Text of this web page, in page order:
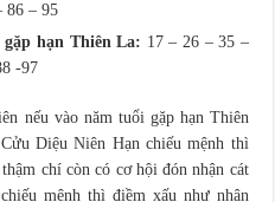
86 – 95
hạn Thiên La: 17 – 26 – 35 –
-97
nếu vào năm tuổi gặp hạn Thiên
Diệu Niên Hạn chiếu mệnh thì
chí còn có cơ hội đón nhận cát
mệnh thì điềm xấu như nhân